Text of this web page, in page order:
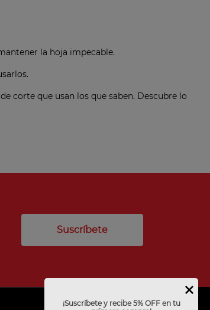
la hoja impecable.
corte que usan los que saben. Descubre lo
Suscríbete
¡Suscríbete y recibe 5% OFF en tu